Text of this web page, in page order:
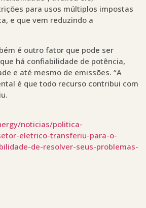
para usos múltiplos impostas
e que vem reduzindo a
é outro fator que pode ser
há confiabilidade de potência,
e até mesmo de emissões. “A
é que todo recurso contribui com
noticias/politica-
eletrico-transferiu-para-o-
de-resolver-seus-problemas-